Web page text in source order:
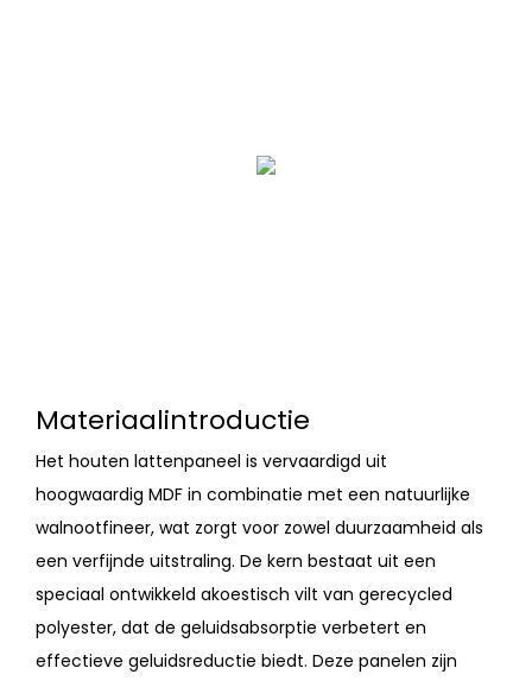
Materiaalintroductie
Het houten lattenpaneel is vervaardigd uit
hoogwaardig MDF in combinatie met een natuurlijke
walnootfineer, wat zorgt voor zowel duurzaamheid als
een verfijnde uitstraling. De kern bestaat uit een
speciaal ontwikkeld akoestisch vilt van gerecycled
polyester, dat de geluidsabsorptie verbetert en
effectieve geluidsreductie biedt. Deze panelen zijn